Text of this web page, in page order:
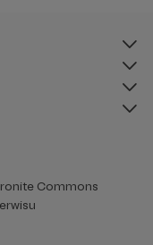
Commons